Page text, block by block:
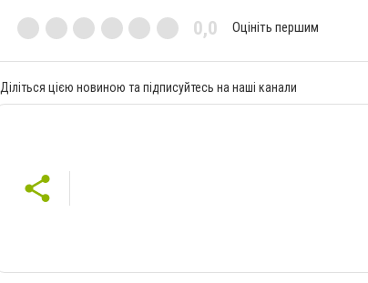
0,0 Оцініть першим
Діліться цією новиною та підписуйтесь на наші канали